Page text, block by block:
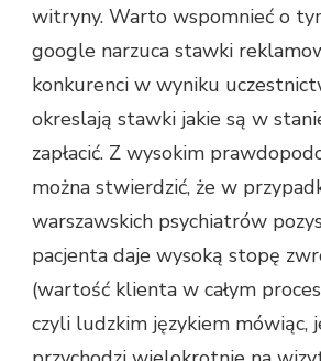
witryny. Warto wspomnieć o
google narzuca stawki
konkurenci w wyniku
okreslają stawki jakie są w
zapłacić. Z wysokim
można stwierdzić, że w
warszawskich psychiatrów
pacjenta daje wysoką stopę
(wartość klienta w całym
czyli ludzkim językiem mówiąc,